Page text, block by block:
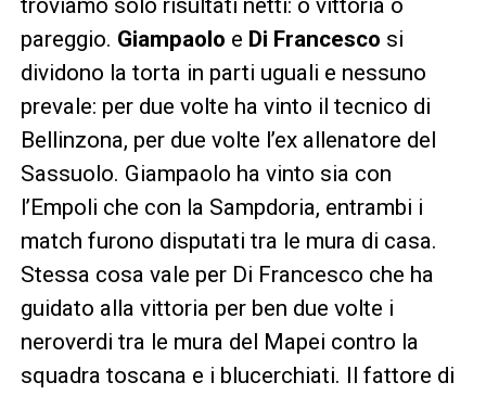
troviamo solo risultati netti: o vittoria o
pareggio. Giampaolo e Di Francesco si
dividono la torta in parti uguali e nessuno
prevale: per due volte ha vinto il tecnico di
Bellinzona, per due volte l’ex allenatore del
Sassuolo. Giampaolo ha vinto sia con
l’Empoli che con la Sampdoria, entrambi i
match furono disputati tra le mura di casa.
Stessa cosa vale per Di Francesco che ha
guidato alla vittoria per ben due volte i
neroverdi tra le mura del Mapei contro la
squadra toscana e i blucerchiati. Il fattore di